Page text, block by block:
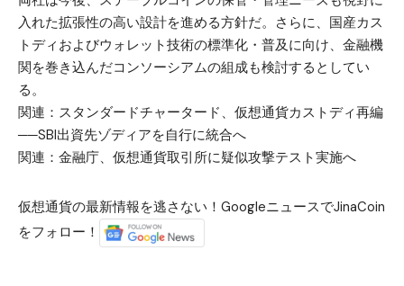
入れた拡張性の高い設計を進める方針だ。さらに、国産カス
トディおよびウォレット技術の標準化・普及に向け、金融機
関を巻き込んだコンソーシアムの組成も検討するとしてい
る。
関連： スタンダードチャータード、仮想通貨カストディ再編
──SBI出資先ゾディアを自行に統合へ
関連： 金融庁、仮想通貨取引所に疑似攻撃テスト実施へ
仮想通貨の最新情報を逃さない！GoogleニュースでJinaCoin
をフォロー！